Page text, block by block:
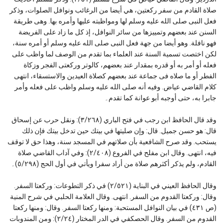
صلاة القادم من سفر ركعتين، هي أيضا من الرغائب ونوافل الصلوات، وذكر
فعل النبى صلى الله عليه وسلم لها ومواظبته عليها وأمره بها. وهى طريقة
السنن عند بعضهم وتمييزها من سائر النوافل، إذ كل ما زاد على الفريضة
فهو نافلة. وهو أيضا من جهة فعل النبى صلى الله عليه وسلم أو أمره سنة،
لكن اختصت تسمية السنة عند العلماء بما تقدم من الوصف لما واظب على
فعله أو أمر به أو قدره بمقدار عند بعضهم، كالوتر وركعتى الفجر وزكاة
الفطر أو ما صلاه فى جماعة عند بعضهم كصلاة العيدين والاستسقاء، انتهى
كلام القاضي عياض. وفيه أنه صلى الله عليه وسلم واظب على فعله وأمر
جابرا به، حتى أوجبه أبو عوانة كما تقدم۔
وقد قال الحافظ ابن رجب في فتح الباري (٣/٢٦٨): ونقل حرب عن إسحاق
قال: هو حسن جميل. قال: وإن صليتها في بيتك حين تدخل بيتك فإن ذلك
يستحب. وقد صرح الشافعية بأن صلاتهم في المسجد سنة، وهذا حق لا توقف
فيه، انتهى. وقال ابن مفلح في الفروع (٢/٤٠٨): وفي آداب القاضي صلاة
القادم، ولم يذكر أكثرهم صلاة من أراد سفرا ويأتي في أول الحج (٥/٢٩٨)۔
وقال الحافظ العيني في البناية (٢/٥٢١) في ذكر التطوعات: وركعتا السفر.
وقال: وركعتا القدوم من السفر. انتهى. وقال العلامة الحلبي في شرح المنية
(ص ٤٣١) في بيان النوافل المستحبة: ومنها ركعتا السفر. وقال: ومنها ركعتا
القدوم من السفر. وقال الحصكفي في الدر المختار (٢/٢٤): ومن المندوبات